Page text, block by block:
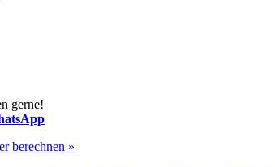
gerne!
berechnen »